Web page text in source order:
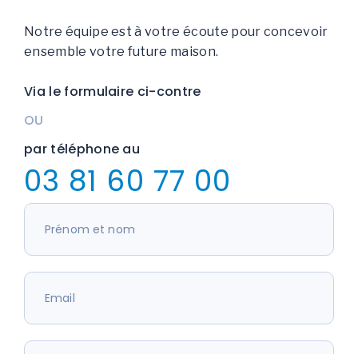
Notre équipe est à votre écoute pour concevoir
ensemble votre future maison.
Via le formulaire ci-contre
OU
par téléphone au
03 81 60 77 00